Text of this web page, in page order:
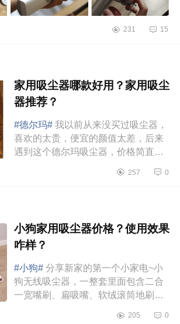
231 15
家用吸尘器哪款好用？家用吸尘
器推荐？
#德尔玛# 我以前从来没买过吸尘器，
喜欢的太贵，便宜的颜值太差，后来
遇到这个德尔玛吸尘器，价格简直是
果断入手。用了一段时没有任何问...
257 0
小狗家用吸尘器价格？使用效果
咋样？
#小狗# 分享新家的第一个小家电~小
狗无线吸尘器，一整套里面包含二合
一宽嘴刷、扁吸嘴、软绒滚筒地刷、
螨两大功能！价格也很便宜，不到...
205 0